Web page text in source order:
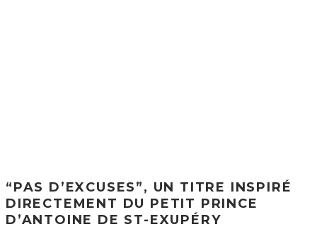
“PAS D’EXCUSES”, UN TITRE INSPIRÉ
DIRECTEMENT DU PETIT PRINCE
D’ANTOINE DE ST-EXUPÉRY